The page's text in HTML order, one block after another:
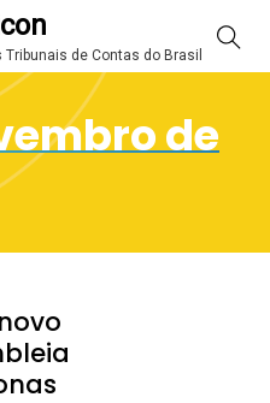
de Contas do Brasil
de